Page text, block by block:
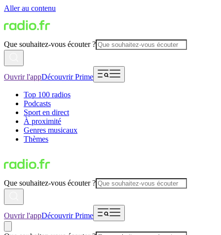
Aller au contenu
Que souhaitez-vous écouter ?
Ouvrir l'appDécouvrir Prime
Top 100 radios
Podcasts
Sport en direct
À proximité
Genres musicaux
Thèmes
Que souhaitez-vous écouter ?
Ouvrir l'appDécouvrir Prime